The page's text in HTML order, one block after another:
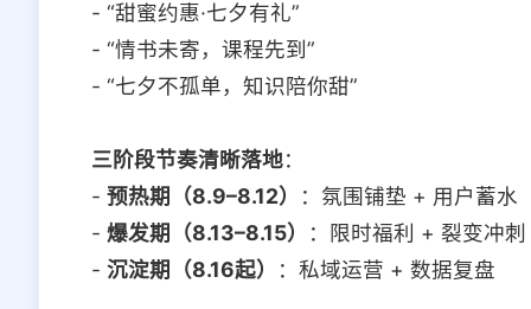
- “甜蜜约惠·七夕有礼”
- “情书未寄，课程先到”
- “七夕不孤单，知识陪你甜”
三阶段节奏清晰落地：
- 预热期（8.9–8.12）
：氛围铺垫 + 用户蓄水
- 爆发期（8.13–8.15）
：限时福利 + 裂变冲刺
- 沉淀期（8.16起） ：私域运营 + 数据复盘